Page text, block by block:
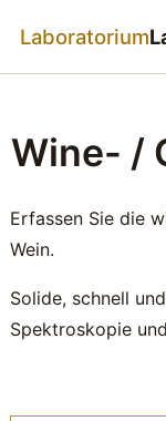
Laboratorium
Wine- /
Erfassen Sie die
Wein.
Solide, schnell
Spektroskopie